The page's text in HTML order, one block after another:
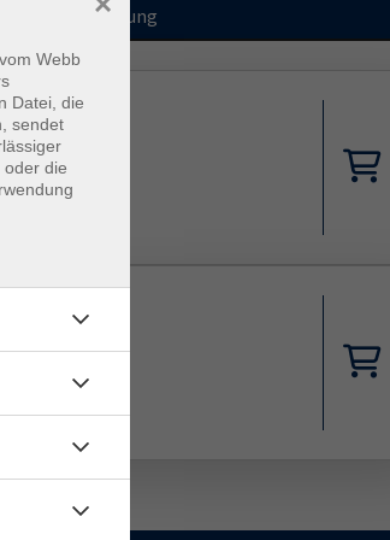
Sortierung
Webb
Datei, die
sendet
oder die